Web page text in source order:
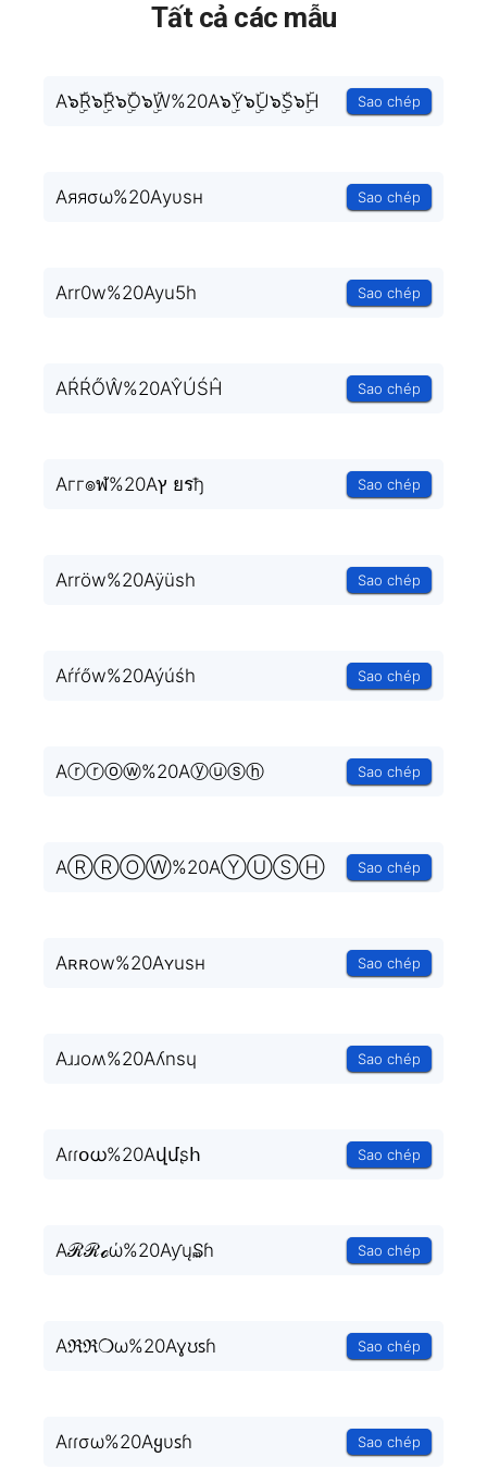
Tất cả các mẫu
A๖ۣۜR๖ۣۜR๖ۣۜO๖ۣۜW%20A๖ۣۜY๖ۣۜU๖ۣۜS๖ۣۜH Sao chép
Aяяσω%20Aуυѕн Sao chép
Arr0w%20Ayu5h Sao chép
AŔŔŐŴ%20AŶÚŚĤ Sao chép
Aгг๏ฬ%20Aץ ยรђ Sao chép
Arröw%20Aÿüsh Sao chép
Aŕŕőw%20Aýúśh Sao chép
Aⓡⓡⓞⓦ%20Aⓨⓤⓢⓗ Sao chép
AⓇⓇⓄⓌ%20AⓎⓊⓈⒽ Sao chép
Aʀʀow%20Aʏusн Sao chép
Aɹɹoʍ%20Aʎnsɥ Sao chép
Aɾɾօധ%20Aվմʂհ Sao chép
Aℛℛℴώ%20Aƴų₷ɦ Sao chép
Aℜℜ❍ω%20Aɣʊꜱɦ Sao chép
Aɾɾσω%20Aყυꜱɦ Sao chép